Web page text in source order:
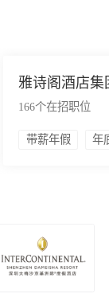
雅诗阁酒店集
166个在招职位
带薪年假 年